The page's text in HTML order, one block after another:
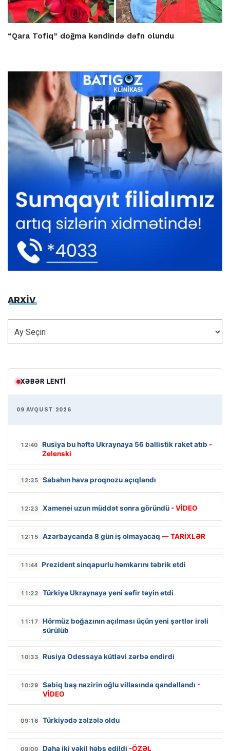
“Qara Tofiq” doğma kəndində dəfn olundu
ARXİV
ARXİV
XƏBƏR LENTI
09 AVQUST 2026
12:40 Rusiya bu həftə Ukraynaya 56 ballistik raket atıb -
Zelenski
12:35 Sabahın hava proqnozu açıqlandı
12:23 Xamenei uzun müddət sonra göründü - VİDEO
12:15 Azərbaycanda 8 gün iş olmayacaq — TARİXLƏR
11:44 Prezident sinqapurlu həmkarını təbrik etdi
11:22 Türkiyə Ukraynaya yeni səfir təyin etdi
11:17
Hörmüz boğazının açılması üçün yeni şərtlər irəli
sürülüb
10:33 Rusiya Odessaya kütləvi zərbə endirdi
10:29 Sabiq baş nazirin oğlu villasında qandallandı -
VİDEO
09:16 Türkiyədə zəlzələ oldu
09:00 Daha iki vəkil həbs edildi -ÖZƏL